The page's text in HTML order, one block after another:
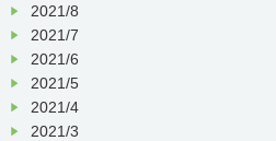
2021/8
2021/7
2021/6
2021/5
2021/4
2021/3